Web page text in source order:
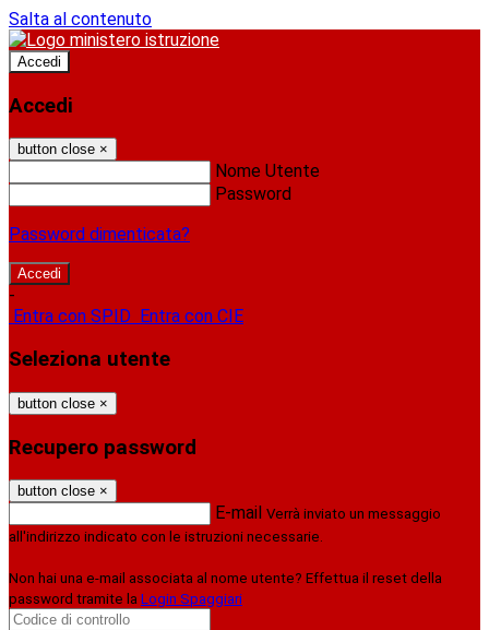
Salta al contenuto
Accedi
Accedi
button close ×
Nome Utente
Password
Password dimenticata?
-
Entra con SPID Entra con CIE
Seleziona utente
button close ×
Recupero password
button close ×
E-mail Verrà inviato un messaggio
all'indirizzo indicato con le istruzioni necessarie.
Non hai una e-mail associata al nome utente? Effettua il reset della
password tramite la Login Spaggiari